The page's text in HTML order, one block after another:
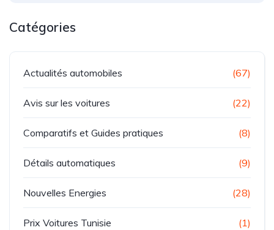
Catégories
Actualités automobiles (67)
Avis sur les voitures (22)
Comparatifs et Guides pratiques (8)
Détails automatiques (9)
Nouvelles Energies (28)
Prix Voitures Tunisie (1)